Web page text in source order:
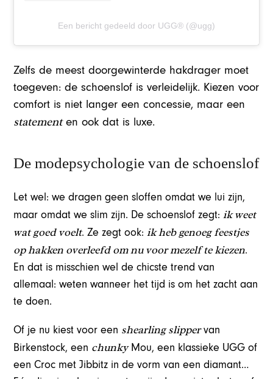
Een bericht gedeeld door UGG® (@ugg)
Zelfs de meest doorgewinterde hakdrager moet
toegeven: de schoenslof is verleidelijk. Kiezen voor
comfort is niet langer een concessie, maar een
statementen ook dat is luxe.
De modepsychologie van de schoenslof
Let wel: we dragen geen sloffen omdat we lui zijn,
maar omdat we slim zijn. De schoenslof zegt:ik weet
wat goed voelt. Ze zegt ook:ik heb genoeg feestjes
op hakken overleefd om nu voor mezelf te kiezen.
En dat is misschien wel de chicste trend van
allemaal: weten wanneer het tijd is om het zacht aan
te doen.
Of je nu kiest voor een shearling slippervan
Birkenstock, een chunkyMou, een klassieke UGG of
een Croc met Jibbitz in de vorm van een diamant…